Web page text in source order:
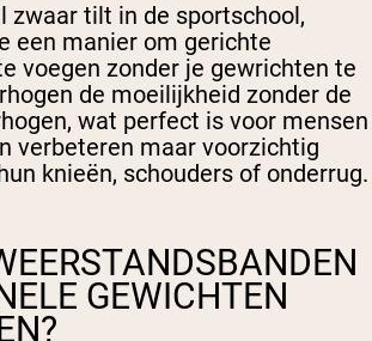
zwaar tilt in de sportschool,
een manier om gerichte
voegen zonder je gewrichten te
de moeilijkheid zonder de
wat perfect is voor mensen
verbeteren maar voorzichtig
knieën, schouders of onderrug.
GEWICHTEN